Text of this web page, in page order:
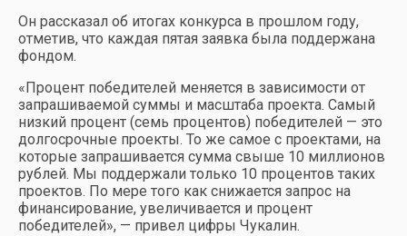
Он рассказал об итогах конкурса в прошлом году,
отметив, что каждая пятая заявка была поддержана
фондом.
«Процент победителей меняется в зависимости от
запрашиваемой суммы и масштаба проекта. Самый
низкий процент (семь процентов) победителей — это
долгосрочные проекты. То же самое с проектами, на
которые запрашивается сумма свыше 10 миллионов
рублей. Мы поддержали только 10 процентов таких
проектов. По мере того как снижается запрос на
финансирование, увеличивается и процент
победителей», — привел цифры Чукалин.